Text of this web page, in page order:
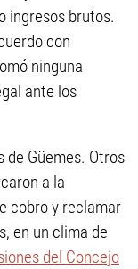
ingresos brutos.
con
ninguna
ante los
Güemes. Otros
a la
cobro y reclamar
en un clima de
del Concejo